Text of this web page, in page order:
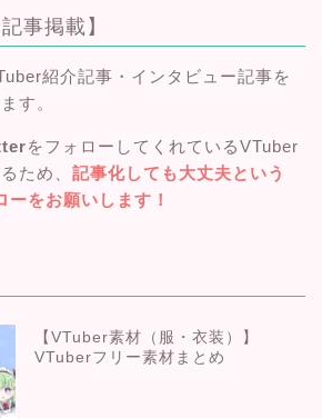
事掲載】
紹介記事・インタビュー記事を
す。
をフォローしてくれているVTuber
ため、 記事化しても大丈夫という
をお願いします！
【VTuber素材（服・衣装）】
VTuberフリー素材まとめ